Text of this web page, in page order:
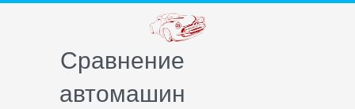
Сравнение
автомашин